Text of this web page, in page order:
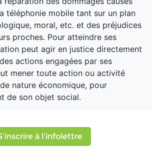
téléphonie mobile tant sur un plan
moral, etc. et des préjudices
proches. Pour atteindre ses
peut agir en justice directement
actions engagées par ses
mener toute action ou activité
nature économique, pour
de son objet social.
à l'infolettre